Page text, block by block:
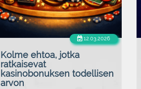
12.03.2026
Kolme ehtoa, jotka
ratkaisevat
kasinobonuksen todellisen
arvon